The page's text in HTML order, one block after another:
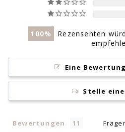
100
Rezensenten
Eine
Stelle
Bewertungen